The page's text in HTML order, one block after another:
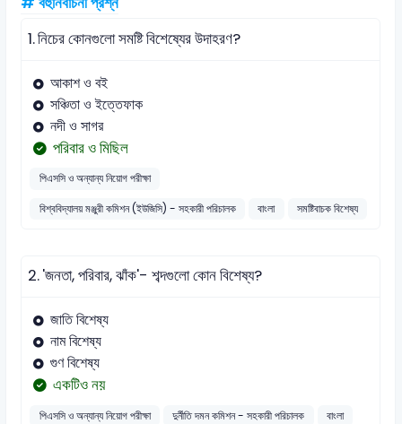
1.নিচের কোনগুলো সমষ্টি বিশেষ্যের উদাহরণ?
আকাশ ও বই
সঞ্চিতা ও ইত্তেফাক
নদী ও সাগর
পরিবার ও মিছিল
পিএসসি ও অন্যান্য নিয়োগ পরীক্ষা
বিশ্ববিদ্যালয় মঞ্জুরী কমিশন (ইউজিসি) - সহকারী পরিচালক
বাংলা সমষ্টিবাচক বিশেষ্য
2.'জনতা, পরিবার, ঝাঁক'- শব্দগুলো কোন বিশেষ্য?
জাতি বিশেষ্য
নাম বিশেষ্য
গুণ বিশেষ্য
একটিও নয়
পিএসসি ও অন্যান্য নিয়োগ পরীক্ষা দুর্নীতি দমন কমিশন - সহকারী পরিচালক
বাংলা